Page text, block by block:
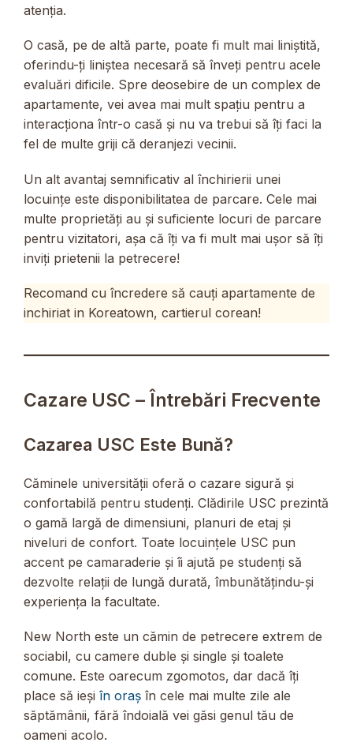
atenția.
O casă, pe de altă parte, poate fi mult mai liniștită,
oferindu-ți liniștea necesară să înveți pentru acele
evaluări dificile. Spre deosebire de un complex de
apartamente, vei avea mai mult spațiu pentru a
interacționa într-o casă și nu va trebui să îți faci la
fel de multe griji că deranjezi vecinii.
Un alt avantaj semnificativ al închirierii unei
locuințe este disponibilitatea de parcare. Cele mai
multe proprietăți au și suficiente locuri de parcare
pentru vizitatori, așa că îți va fi mult mai ușor să îți
inviți prietenii la petrecere!
Recomand cu încredere să cauți apartamente de
inchiriat in Koreatown, cartierul corean!
Cazare USC – Întrebări Frecvente
Cazarea USC Este Bună?
Căminele universității oferă o cazare sigură și
confortabilă pentru studenți. Clădirile USC prezintă
o gamă largă de dimensiuni, planuri de etaj și
niveluri de confort. Toate locuințele USC pun
accent pe camaraderie și îi ajută pe studenți să
dezvolte relații de lungă durată, îmbunătățindu-și
experiența la facultate.
New North este un cămin de petrecere extrem de
sociabil, cu camere duble și single și toalete
comune. Este oarecum zgomotos, dar dacă îți
place să ieși în oraș în cele mai multe zile ale
săptămânii, fără îndoială vei găsi genul tău de
oameni acolo.